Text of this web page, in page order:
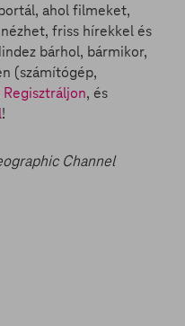
ahol filmeket,
friss hírekkel és
bárhol, bármikor,
(számítógép,
Regisztráljon, és
!
Channel